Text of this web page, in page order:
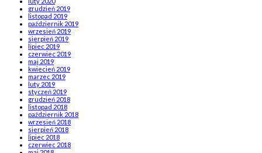
grudzień 2019
listopad 2019
październik 2019
wrzesień 2019
sierpień 2019
lipiec 2019
czerwiec 2019
maj 2019
kwiecień 2019
marzec 2019
luty 2019
styczeń 2019
grudzień 2018
listopad 2018
październik 2018
wrzesień 2018
sierpień 2018
lipiec 2018
czerwiec 2018